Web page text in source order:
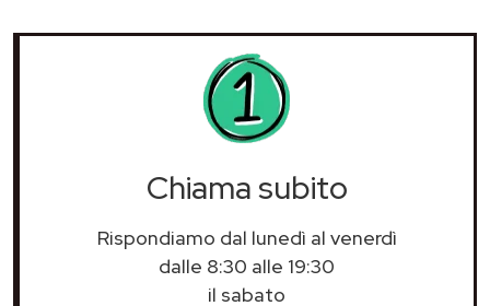
Chiama subito
Rispondiamo dal lunedì al venerdì
dalle 8:30 alle 19:30
il sabato